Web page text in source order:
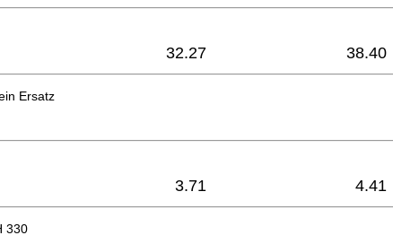
32.27 38.40
Ersatz
3.71 4.41
330